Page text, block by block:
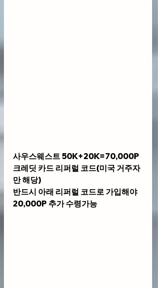
사우스웨스트 50K+20K=70,000P
크레딧 카드 리퍼럴 코드(미국 거주자
만 해당)
반드시 아래 리퍼럴 코드로 가입해야
20,000P 추가 수령가능